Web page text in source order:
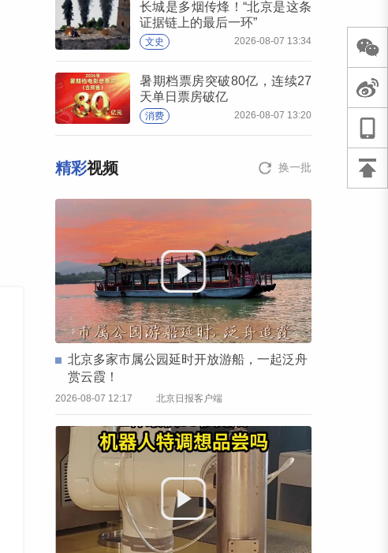
长城是多烟传烽！“北京是这条
证据链上的最后一环”
文史 2026-08-07 13:34
暑期档票房突破80亿，连续27
天单日票房破亿
消费 2026-08-07 13:20
精彩视频 换一批
北京多家市属公园延时开放游船，一起泛舟
赏云霞！
2026-08-07 12:17 北京日报客户端